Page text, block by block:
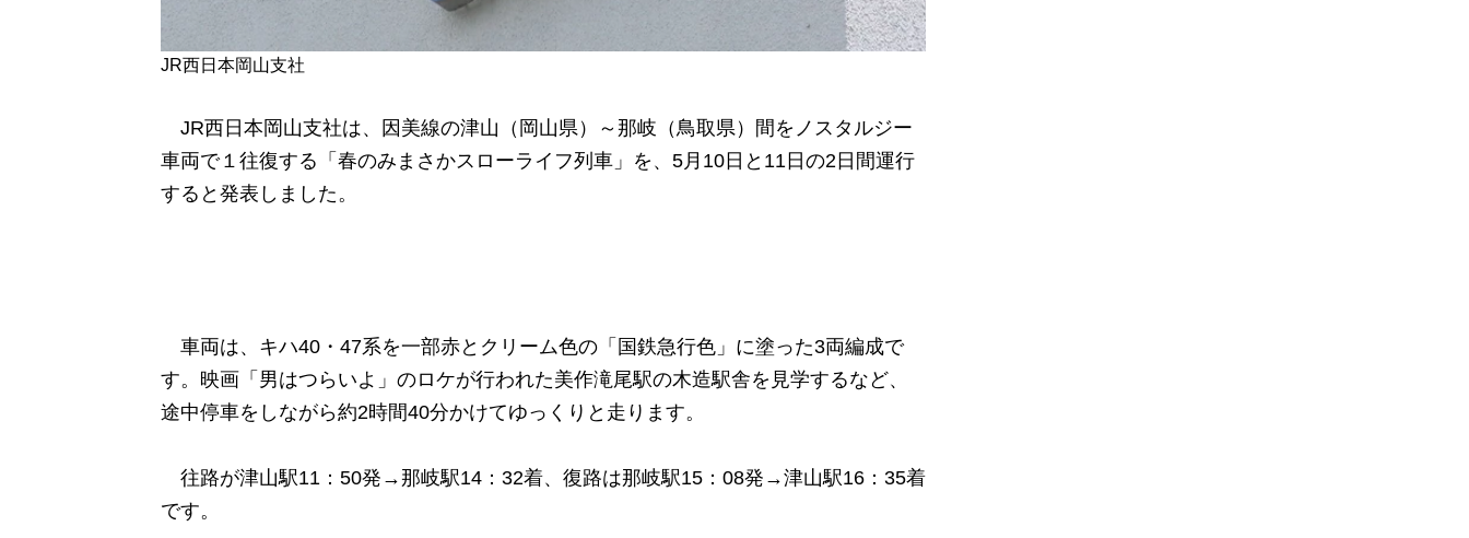
JR西日本岡山支社
JR西日本岡山支社は、因美線の津山（岡山県）～那岐（鳥取県）間をノスタルジー
車両で１往復する「春のみまさかスローライフ列車」を、5月10日と11日の2日間運行
すると発表しました。
車両は、キハ40・47系を一部赤とクリーム色の「国鉄急行色」に塗った3両編成で
す。映画「男はつらいよ」のロケが行われた美作滝尾駅の木造駅舎を見学するなど、
途中停車をしながら約2時間40分かけてゆっくりと走ります。
往路が津山駅11：50発→那岐駅14：32着、復路は那岐駅15：08発→津山駅16：35着
です。